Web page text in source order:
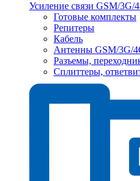
Усиление связи GSM/3G/
Готовые комплекты
Репитеры
Кабель
Антенны GSM/3G/
Разъемы,
Сплиттеры,